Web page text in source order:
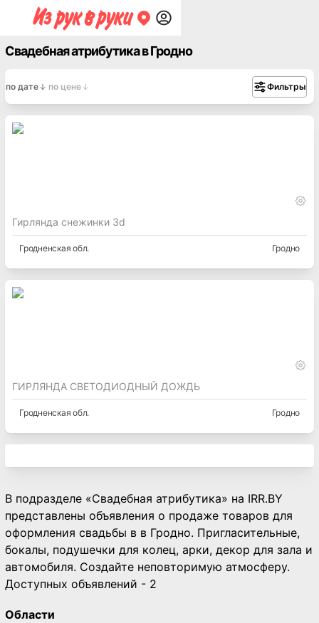
Свадебная атрибутика в Гродно
по дате по цене Фильтры
Гирлянда снежинки 3d
Гродненская обл. Гродно
ГИРЛЯНДА СВЕТОДИОДНЫЙ ДОЖДЬ
Гродненская обл. Гродно
В подразделе «Свадебная атрибутика» на IRR.BY
представлены объявления о продаже товаров для
оформления свадьбы в в Гродно. Пригласительные,
бокалы, подушечки для колец, арки, декор для зала и
автомобиля. Создайте неповторимую атмосферу.
Доступных объявлений - 2
Области